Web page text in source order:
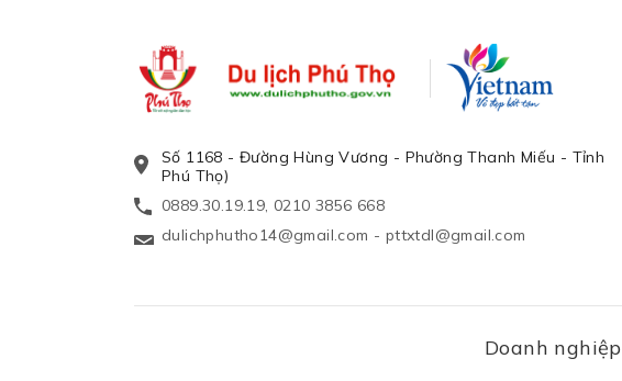
Số 1168 - Đường Hùng Vương - Phường Thanh Miếu - Tỉnh
Phú Thọ)
0889.30.19.19, 0210 3856 668
dulichphutho14@gmail.com - pttxtdl@gmail.com
Doanh nghiệp